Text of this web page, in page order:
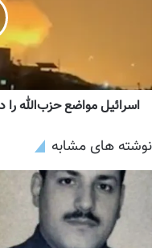
اسرائیل مواضع حزب‌الله
نوشته های مشابه